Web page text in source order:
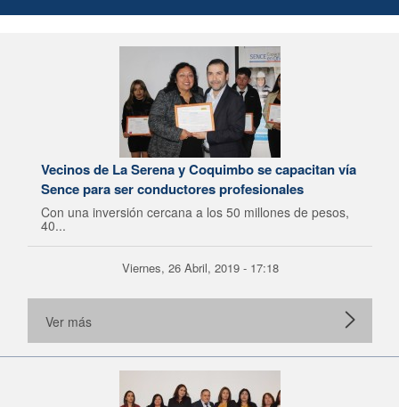
Vecinos de La Serena y Coquimbo se capacitan vía
Sence para ser conductores profesionales
Con una inversión cercana a los 50 millones de pesos,
40...
Viernes, 26 Abril, 2019 - 17:18
Ver más